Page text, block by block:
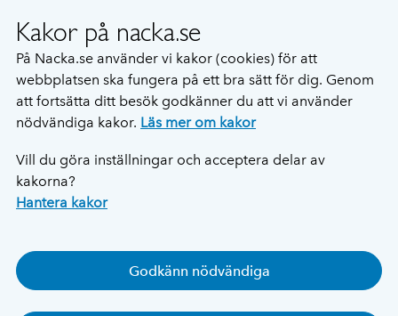
Kakor på nacka.se
På Nacka.se använder vi kakor (cookies) för att
webbplatsen ska fungera på ett bra sätt för dig. Genom
att fortsätta ditt besök godkänner du att vi använder
nödvändiga kakor. Läs mer om kakor
Vill du göra inställningar och acceptera delar av
kakorna?
Hantera kakor
Godkänn nödvändiga